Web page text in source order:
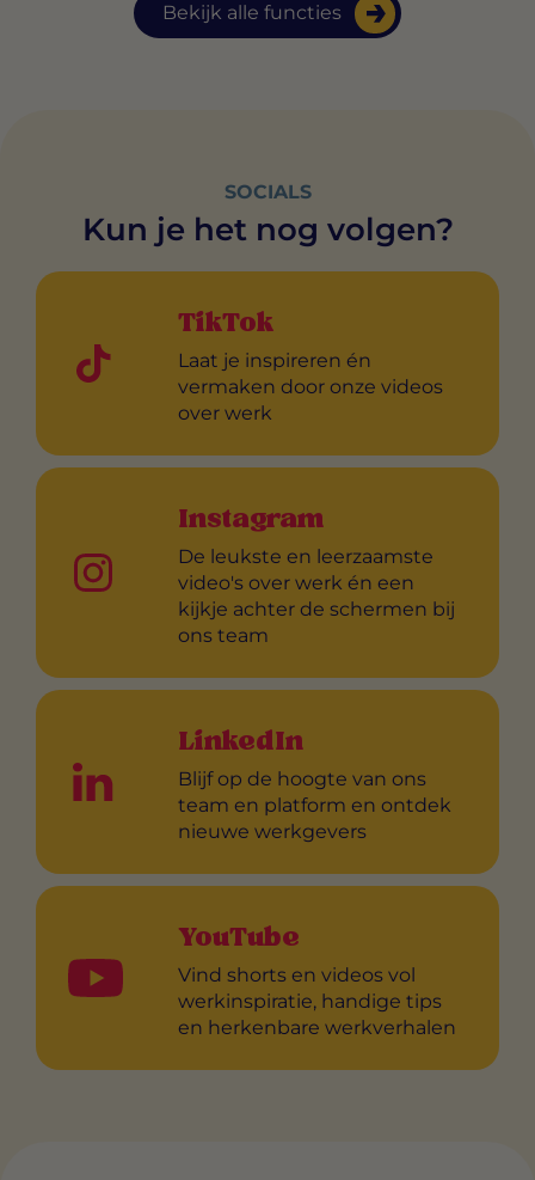
Bekijk alle functies
SOCIALS
Kun je het nog volgen?
TikTok
Laat je inspireren én
vermaken door onze videos
over werk
Instagram
De leukste en leerzaamste
video's over werk én een
kijkje achter de schermen bij
ons team
LinkedIn
Blijf op de hoogte van ons
team en platform en ontdek
nieuwe werkgevers
YouTube
Vind shorts en videos vol
werkinspiratie, handige tips
en herkenbare werkverhalen